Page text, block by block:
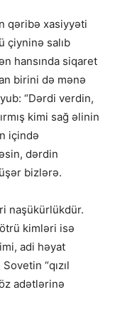
qəribə xasiyyəti
çiyninə salıb
hansında siqaret
birini də mənə
“Dərdi verdin,
kimi sağ əlinin
içində
dərdin
bizlərə.
naşükürlükdür.
kimləri isə
adi həyat
“qızıl
adətlərinə